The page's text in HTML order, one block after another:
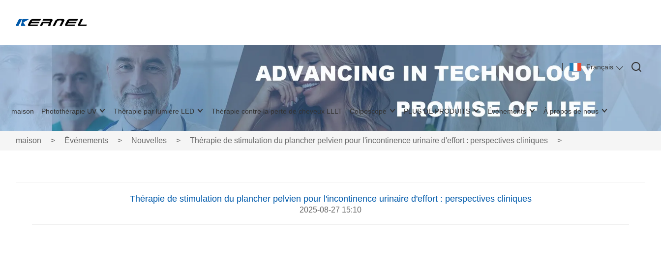
Français
maison Photothérapie UV Thérapie par lumière LED Thérapie contre la perte de cheveux LLLT Colposcope PLUS DE PRODUITS Événements À propos de nous
maison > Événements > Nouvelles > Thérapie de stimulation du plancher pelvien pour l'incontinence urinaire d'effort : perspectives cliniques >
Thérapie de stimulation du plancher pelvien pour l'incontinence urinaire d'effort : perspectives cliniques
2025-08-27 15:10